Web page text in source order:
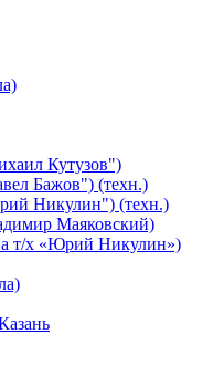
Кутузов")
Бажов") (техн.)
Никулин") (техн.)
Маяковский)
т/х «Юрий Никулин»)